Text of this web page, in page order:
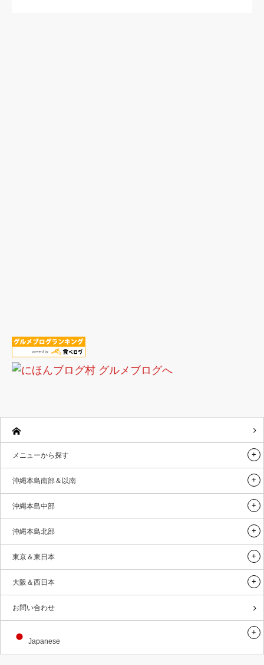
メニューから探す
沖縄本島南部＆以南
沖縄本島中部
沖縄本島北部
東京＆東日本
大阪＆西日本
お問い合わせ
Japanese